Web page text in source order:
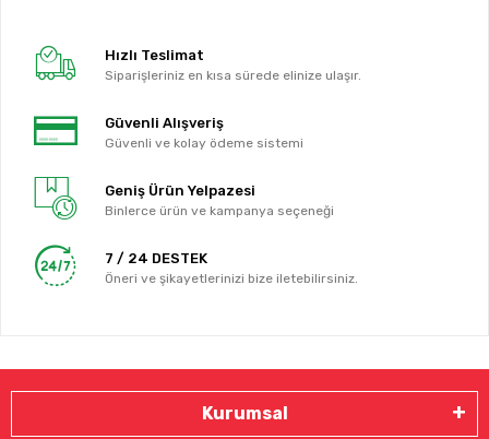
Hızlı Teslimat
Siparişleriniz en kısa sürede elinize ulaşır.
Güvenli Alışveriş
Güvenli ve kolay ödeme sistemi
Geniş Ürün Yelpazesi
Binlerce ürün ve kampanya seçeneği
7 / 24 DESTEK
Öneri ve şikayetlerinizi bize iletebilirsiniz.
Kurumsal